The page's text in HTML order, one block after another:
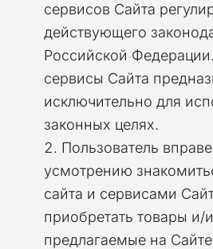
сервисов Сайта
действующего
Российской
сервисы Сайта
исключительно для
законных целях.
Пользователь
усмотрению
сайта и сервисами
приобретать товары и/
предлагаемые на